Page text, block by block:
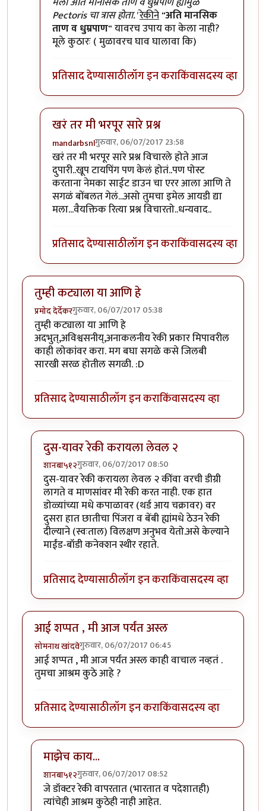
Pectoris चा त्रास होता.' रेकीने"अति मानसिक
ताण व धुम्रपाण"यावरच उपाय का केला नाही?
मूले कुठारः ( मुळावरच घाव घालावा कि)
प्रतिसाद देण्यासाठीलॉग इन कराकिंवासदस्य व्हा
खरं तर मी भरपूर सारे प्रश्न
mandarbsnlगुरुवार, 06/07/2017 23:58
In reply toहा लेख वाचल्यावर कुतुहलby
खरं तर मी भरपूर सारे प्रश्न विचारले होते आज
दुपारी..खूप टायपिंग पण केलं होतं..पण पोस्ट
करताना नेमका साईट डाउन चा एरर आला आणि ते
सगळं बोंबलत गेलं...असो तुमचा इमेल आयडी द्या
मला...वैयक्तिक रित्या प्रश्न विचारतो..धन्यवाद..
प्रतिसाद देण्यासाठीलॉग इन कराकिंवासदस्य व्हा
तुम्ही कट्याला या आणि हे
प्रमोद देर्देकरगुरुवार, 06/07/2017 05:38
तुम्ही कट्याला या आणि हे
अदभुत्,अविश्वसनीय्,अनाकलनीय रेकी प्रकार मिपावरील
काही लोकांवर करा. मग बघा सगळे कसे जिलबी
सारखी सरळ होतील सगळी. :D
प्रतिसाद देण्यासाठीलॉग इन कराकिंवासदस्य व्हा
दुस-यावर रेकी करायला लेवल २
शानबा५१२गुरुवार, 06/07/2017 08:50
In reply toतुम्ही कट्याला या आणि हेbyप्रमोद देर्देकर
दुस-यावर रेकी करायला लेवल २ कींवा वरची डीग्री
लागते व माणसांवर मी रेकी करत नाही. एक हात
डोळ्यांच्या मधे कपाळावर (थर्ड आय चक्रावर) वर
दुसरा हात छातीचा पिंजरा व बेंबी ह्यांमधे ठेउन रेकी
दील्याने (स्वःताल) विलक्षण अनुभव येतो.असे केल्याने
माईंड-बॉडी कनेक्शन स्थीर रहाते.
प्रतिसाद देण्यासाठीलॉग इन कराकिंवासदस्य व्हा
आई शप्पत , मी आज पर्यंत अस्ल
सोमनाथ खांदवेगुरुवार, 06/07/2017 06:45
आई शप्पत , मी आज पर्यंत अस्ल काही वाचाल नव्हतं .
तुमचा आश्रम कुठे आहे ?
प्रतिसाद देण्यासाठीलॉग इन कराकिंवासदस्य व्हा
माझेच काय...
शानबा५१२गुरुवार, 06/07/2017 08:52
In reply toआई शप्पत , मी आज पर्यंत अस्लby
जे डॉक्टर रेकी वापरतात (भारतात व पदेशातही)
त्यांचेही आश्रम कुठेही नाही आहेत.